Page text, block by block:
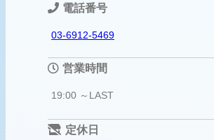
電話番号
03-6912-5469
営業時間
19:00 ～LAST
定休日